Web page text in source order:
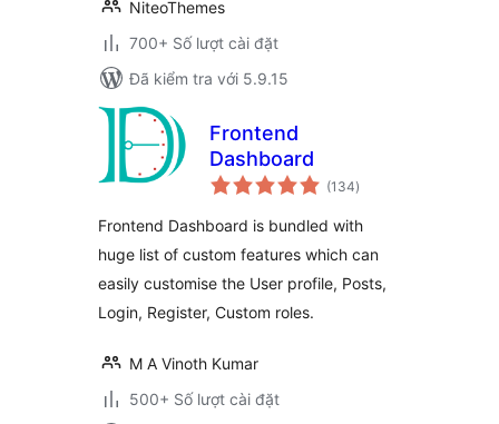
NiteoThemes
700+ Số lượt cài đặt
Đã kiểm tra với 5.9.15
Frontend
Dashboard
(134tổng
đánh
)
Frontend Dashboard is bundled with
huge list of custom features which can
easily customise the User profile, Posts,
Login, Register, Custom roles.
M A Vinoth Kumar
500+ Số lượt cài đặt